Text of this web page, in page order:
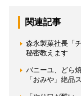
関連記事
森永製菓社長「
秘密教えます
バニーユ、どら
「おみや」絶品